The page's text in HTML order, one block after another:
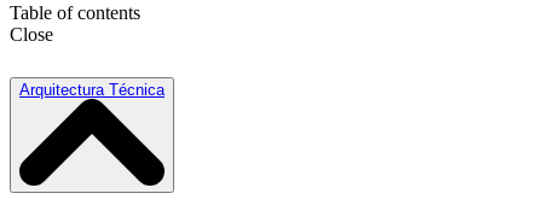
Table of contents
Close
Arquitectura Técnica